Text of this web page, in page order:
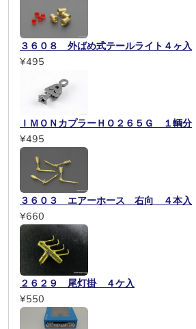
３６０８ 外ばめ式テールライト４ヶ入
¥495
ＩＭＯＮカプラーＨＯ２６５Ｇ １輌分
¥495
３６０３ エアーホース 右向 ４本入
¥660
２６２９ 尾灯掛 ４ケ入
¥550